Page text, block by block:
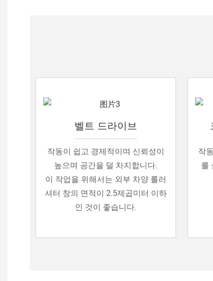
벨트 드라이브
작동이 쉽고 경제적이며 신뢰성이
높으며 공간을 덜 차지합니다.
이 작업을 위해서는 외부 차양 롤러
셔터 창의 면적이 2.5제곱미터 이하
인 것이 좋습니다.
작
를